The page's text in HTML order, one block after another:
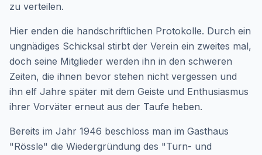
zu verteilen.
Hier enden die handschriftlichen Protokolle. Durch ein
ungnädiges Schicksal stirbt der Verein ein zweites mal,
doch seine Mitglieder werden ihn in den schweren
Zeiten, die ihnen bevor stehen nicht vergessen und
ihn elf Jahre später mit dem Geiste und Enthusiasmus
ihrer Vorväter erneut aus der Taufe heben.
Bereits im Jahr 1946 beschloss man im Gasthaus
"Rössle" die Wiedergründung des "Turn- und